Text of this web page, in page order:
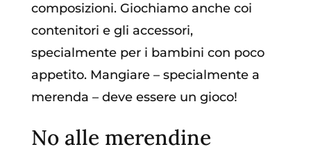
composizioni. Giochiamo anche coi
contenitori e gli accessori,
specialmente per i bambini con poco
appetito. Mangiare – specialmente a
merenda – deve essere un gioco!
No alle merendine